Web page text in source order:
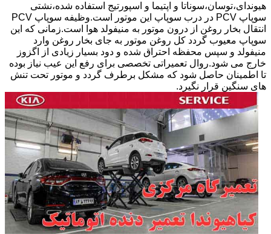
هیوندای،توسان،سوناتا و اپتیما و اسپورتیج استفاده شده،نشتی
سوپاپ PCV در درب سوپاپ این موتور است.وظیفه سوپاپ PCV
انتقال بخار روغن از درون موتور به منیفولد هوا است.زمانی که این
سوپاپ معیوب گردد کل روغن موتور به جای بخار روغن وارد
منیفولد و سپس محفظه احتراق شده و دود بسیار زیادی از اگزوز
خارج می شود.روال تعمیراتی تخصصی برای رفع این عیب نیاز بوده
تا اطمینان حاصل شود که مشکل برطرف گردد و موتور تحت تنش
های سنگین قرار نگیرد.